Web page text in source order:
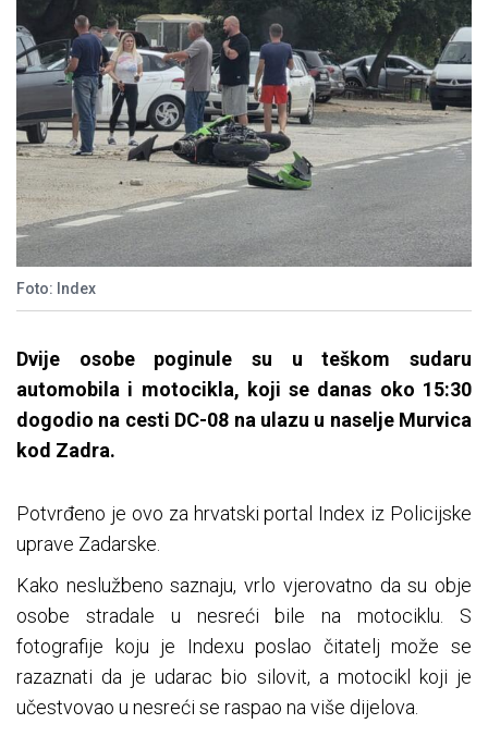
Foto: Index
Dvije osobe poginule su u teškom sudaru
automobila i motocikla, koji se danas oko 15:30
dogodio na cesti DC-08 na ulazu u naselje Murvica
kod Zadra.
Potvrđeno je ovo za hrvatski portal Index iz Policijske
uprave Zadarske.
Kako neslužbeno saznaju, vrlo vjerovatno da su obje
osobe stradale u nesreći bile na motociklu. S
fotografije koju je Indexu poslao čitatelj može se
razaznati da je udarac bio silovit, a motocikl koji je
učestvovao u nesreći se raspao na više dijelova.